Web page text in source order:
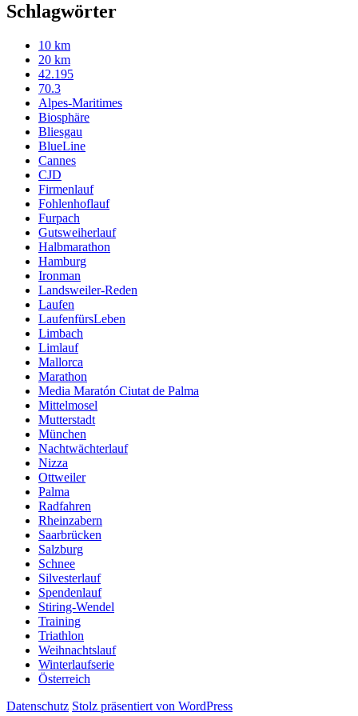
Schlagwörter
10 km
20 km
42.195
70.3
Alpes-Maritimes
Biosphäre
Bliesgau
BlueLine
Cannes
CJD
Firmenlauf
Fohlenhoflauf
Furpach
Gutsweiherlauf
Halbmarathon
Hamburg
Ironman
Landsweiler-Reden
Laufen
LaufenfürsLeben
Limbach
Limlauf
Mallorca
Marathon
Media Maratón Ciutat de Palma
Mittelmosel
Mutterstadt
München
Nachtwächterlauf
Nizza
Ottweiler
Palma
Radfahren
Rheinzabern
Saarbrücken
Salzburg
Schnee
Silvesterlauf
Spendenlauf
Stiring-Wendel
Training
Triathlon
Weihnachtslauf
Winterlaufserie
Österreich
Datenschutz Stolz präsentiert von WordPress